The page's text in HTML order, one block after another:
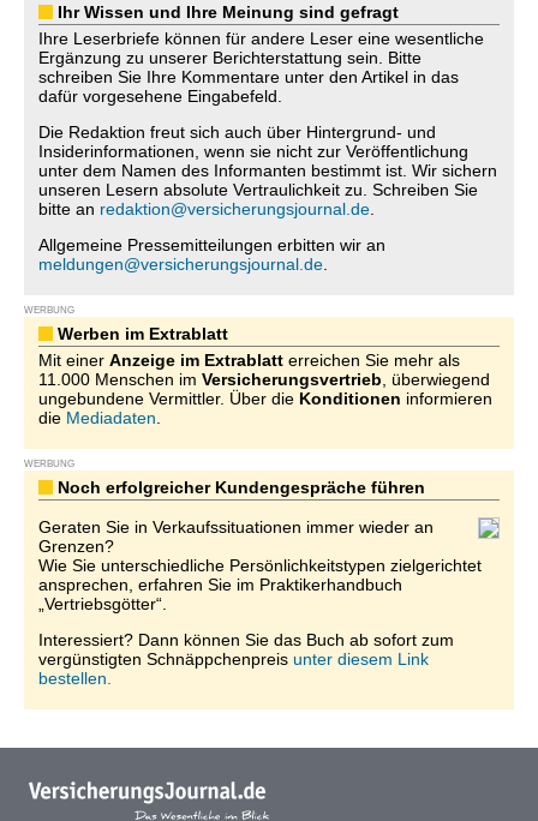
Ihr Wissen und Ihre Meinung sind gefragt
Ihre Leserbriefe können für andere Leser eine wesentliche
Ergänzung zu unserer Berichterstattung sein. Bitte
schreiben Sie Ihre Kommentare unter den Artikel in das
dafür vorgesehene Eingabefeld.
Die Redaktion freut sich auch über Hintergrund- und
Insiderinformationen, wenn sie nicht zur Veröffentlichung
unter dem Namen des Informanten bestimmt ist. Wir sichern
unseren Lesern absolute Vertraulichkeit zu. Schreiben Sie
bitte an redaktion@versicherungsjournal.de
Allgemeine Pressemitteilungen erbitten wir an
meldungen@versicherungsjournal.de
WERBUNG
Werben im Extrablatt
Mit einer Anzeige im Extrablatt erreichen Sie mehr als
11.000 Menschen im Versicherungsvertrieb , überwiegend
ungebundene Vermittler. Über die Konditionen informieren
die Mediadaten
WERBUNG
Noch erfolgreicher Kundengespräche führen
Geraten Sie in Verkaufssituationen immer wieder an
Grenzen?
Wie Sie unterschiedliche Persönlichkeitstypen zielgerichtet
ansprechen, erfahren Sie im Praktikerhandbuch
„Vertriebsgötter“.
Interessiert? Dann können Sie das Buch ab sofort zum
vergünstigten Schnäppchenpreis unter diesem Link
bestellen.